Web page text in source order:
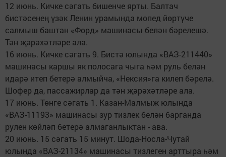
12 июнь. Кичке сәгать бишенче ярты. Балтач
бистәсенең үзәк Ленин урамында мопед йөртүче
салмыш баштан «Форд» машинасы белән бәрелешә.
Тән җәрәхәтләре ала.
16 июнь. Кичке сәгать 9. Бистә юлында «ВАЗ-211440»
машинасы каршы як полосага чыга һәм руль белән
идарә итеп бетерә алмыйча, «Нексия»га килеп бәрелә.
Шофер да, пассажирлар да тән җәрәхәтләре ала.
17 июнь. Төнге сәгать 1. Казан-Малмыж юлында
«ВАЗ-11193» машинасы зур тизлек белән барганда
рулен көйләп бетерә алмаганлыктан - ава.
20 июнь. 15 сәгать 15 минут. Шода-Носла-Чутай
юлында «ВАЗ-21134» машинасы тизлеген арттыра һәм